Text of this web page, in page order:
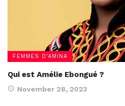
FEMMES D'AMINA
Qui est Amélie Ebongué ?
November 28, 2023